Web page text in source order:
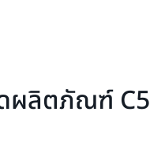
ดผลิตภัณฑ์ C5